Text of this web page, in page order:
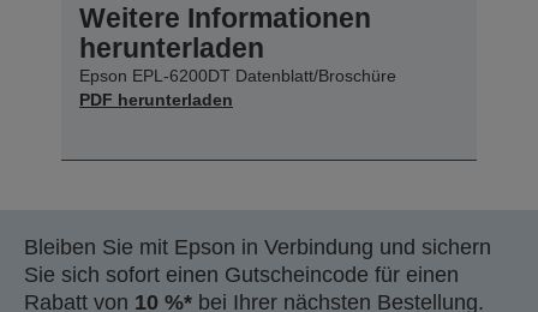
Weitere Informationen
herunterladen
Epson EPL-6200DT Datenblatt/Broschüre
PDF herunterladen
Bleiben Sie mit Epson in Verbindung und sichern
Sie sich sofort einen Gutscheincode für einen
Rabatt von 10 %* bei Ihrer nächsten Bestellung.